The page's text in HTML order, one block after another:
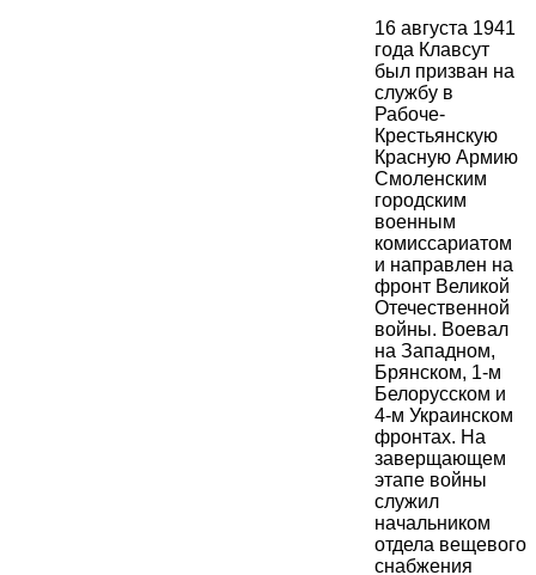
16 августа 1941
года Клавсут
был призван на
службу в
Рабоче-
Крестьянскую
Красную Армию
Смоленским
городским
военным
комиссариатом
и направлен на
фронт Великой
Отечественной
войны. Воевал
на Западном,
Брянском, 1-м
Белорусском и
4-м Украинском
фронтах. На
заверщающем
этапе войны
служил
начальником
отдела вещевого
снабжения